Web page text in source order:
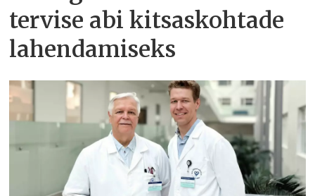
tervise abi kitsaskohtade
lahendamiseks